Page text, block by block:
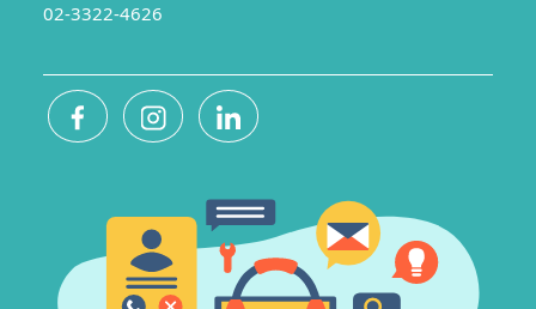
02-3322-4626